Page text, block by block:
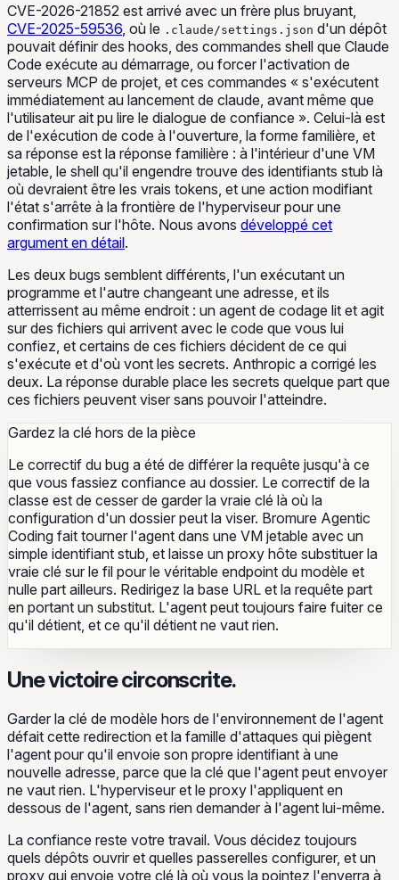
CVE-2026-21852 est arrivé avec un frère plus bruyant,
CVE-2025-59536 , où le .claude/settings.json d'un dépôt
pouvait définir des hooks, des commandes shell que Claude
Code exécute au démarrage, ou forcer l'activation de
serveurs MCP de projet, et ces commandes « s'exécutent
immédiatement au lancement de claude, avant même que
l'utilisateur ait pu lire le dialogue de confiance ». Celui-là est
de l'exécution de code à l'ouverture, la forme familière, et
sa réponse est la réponse familière : à l'intérieur d'une VM
jetable, le shell qu'il engendre trouve des identifiants stub là
où devraient être les vrais tokens, et une action modifiant
l'état s'arrête à la frontière de l'hyperviseur pour une
confirmation sur l'hôte. Nous avons développé cet
argument en détail.
Les deux bugs semblent différents, l'un exécutant un
programme et l'autre changeant une adresse, et ils
atterrissent au même endroit : un agent de codage lit et agit
sur des fichiers qui arrivent avec le code que vous lui
confiez, et certains de ces fichiers décident de ce qui
s'exécute et d'où vont les secrets. Anthropic a corrigé les
deux. La réponse durable place les secrets quelque part que
ces fichiers peuvent viser sans pouvoir l'atteindre.
Gardez la clé hors de la pièce
Le correctif du bug a été de différer la requête jusqu'à ce
que vous fassiez confiance au dossier. Le correctif de la
classe est de cesser de garder la vraie clé là où la
configuration d'un dossier peut la viser. Bromure Agentic
Coding fait tourner l'agent dans une VM jetable avec un
simple identifiant stub, et laisse un proxy hôte substituer la
vraie clé sur le fil pour le véritable endpoint du modèle et
nulle part ailleurs. Redirigez la base URL et la requête part
en portant un substitut. L'agent peut toujours faire fuiter ce
qu'il détient, et ce qu'il détient ne vaut rien.
Une victoire circonscrite.
Garder la clé de modèle hors de l'environnement de l'agent
défait cette redirection et la famille d'attaques qui piègent
l'agent pour qu'il envoie son propre identifiant à une
nouvelle adresse, parce que la clé que l'agent peut envoyer
ne vaut rien. L'hyperviseur et le proxy l'appliquent en
dessous de l'agent, sans rien demander à l'agent lui-même.
La confiance reste votre travail. Vous décidez toujours
quels dépôts ouvrir et quelles passerelles configurer, et un
proxy qui envoie votre clé là où vous la pointez l'enverra à